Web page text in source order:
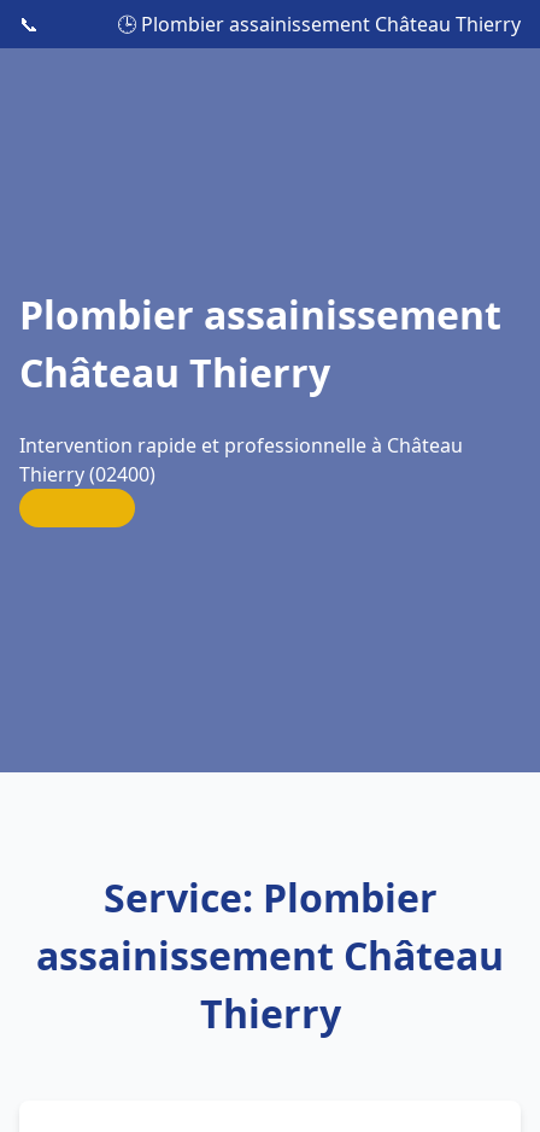
📞 🕒 Plombier assainissement Château Thierry
Plombier assainissement
Château Thierry
Intervention rapide et professionnelle à Château
Thierry (02400)
Service: Plombier
assainissement Château
Thierry